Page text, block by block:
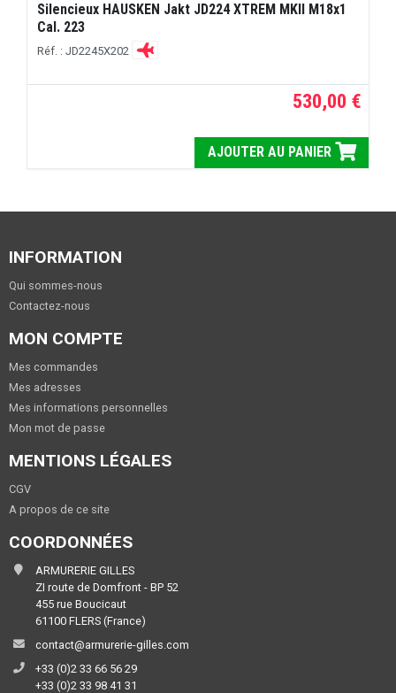
Silencieux HAUSKEN Jakt JD224 XTREM MKII M18x1
Cal. 223
Réf. : JD2245X202
530,00 €
AJOUTER AU PANIER
INFORMATION
Qui sommes-nous
Contactez-nous
MON COMPTE
Mes commandes
Mes adresses
Mes informations personnelles
Mon mot de passe
MENTIONS LÉGALES
CGV
A propos de ce site
COORDONNÉES
ARMURERIE GILLES
ZI route de Domfront - BP 52
455 rue Boucicaut
61100 FLERS (France)
contact@armurerie-gilles.com
+33 (0)2 33 66 56 29
+33 (0)2 33 98 41 31